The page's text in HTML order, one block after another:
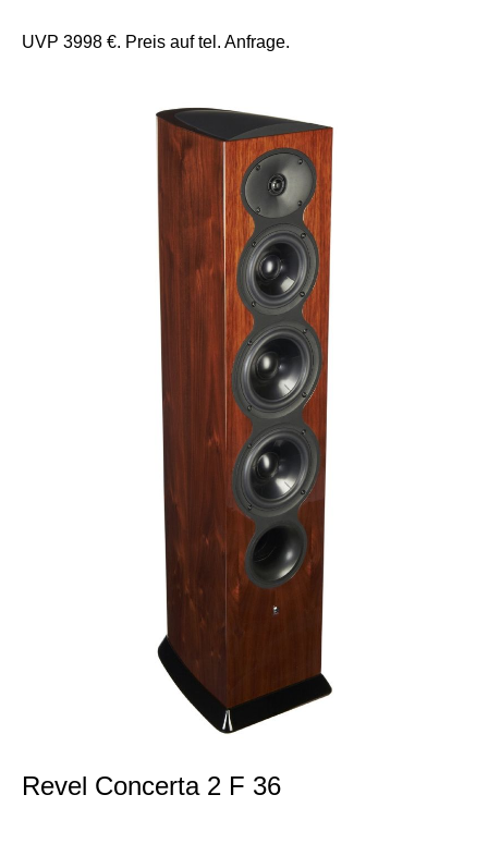
UVP 3998 €. Preis auf tel. Anfrage.
Revel Concerta 2 F 36